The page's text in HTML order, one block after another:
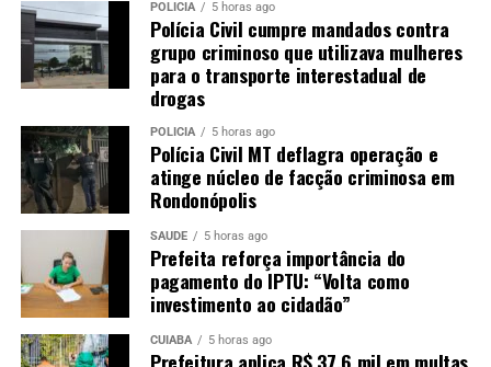
POLÍCIA 5 horas ago
Polícia Civil cumpre mandados contra
grupo criminoso que utilizava mulheres
para o transporte interestadual de
drogas
POLÍCIA 5 horas ago
Polícia Civil MT deflagra operação e
atinge núcleo de facção criminosa em
Rondonópolis
SAÚDE 5 horas ago
Prefeita reforça importância do
pagamento do IPTU: “Volta como
investimento ao cidadão”
CUIABÁ 5 horas ago